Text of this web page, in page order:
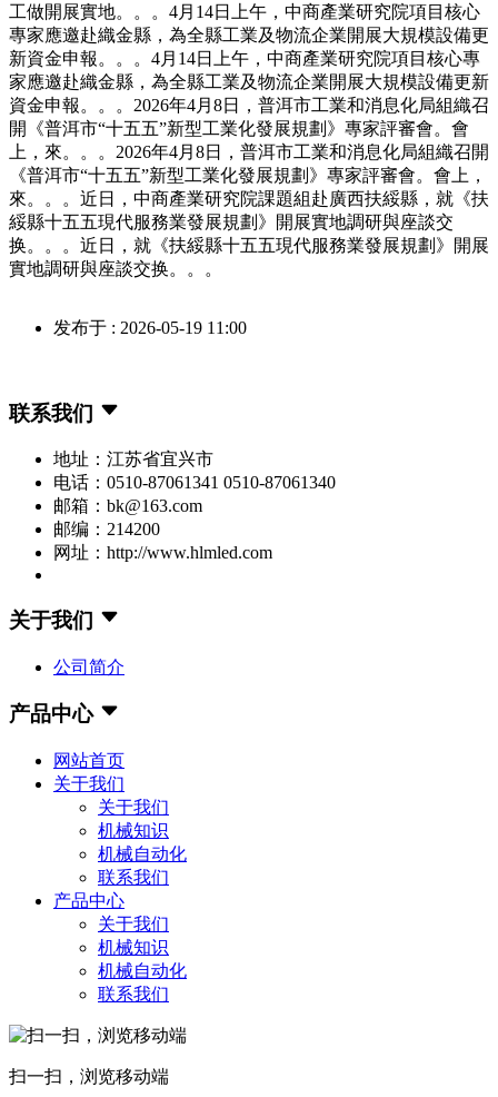
工做開展實地。。。4月14日上午，中商產業研究院項目核心
專家應邀赴織金縣，為全縣工業及物流企業開展大規模設備更
新資金申報。。。4月14日上午，中商產業研究院項目核心專
家應邀赴織金縣，為全縣工業及物流企業開展大規模設備更新
資金申報。。。2026年4月8日，普洱市工業和消息化局組織召
開《普洱市“十五五”新型工業化發展規劃》專家評審會。會
上，來。。。2026年4月8日，普洱市工業和消息化局組織召開
《普洱市“十五五”新型工業化發展規劃》專家評審會。會上，
來。。。近日，中商產業研究院課題組赴廣西扶綏縣，就《扶
綏縣十五五現代服務業發展規劃》開展實地調研與座談交
换。。。近日，就《扶綏縣十五五現代服務業發展規劃》開展
實地調研與座談交换。。。
发布于 : 2026-05-19 11:00
联系我们
地址：江苏省宜兴市
电话：0510-87061341 0510-87061340
邮箱：bk@163.com
邮编：214200
网址：http://www.hlmled.com
关于我们
公司简介
产品中心
网站首页
关于我们
关于我们
机械知识
机械自动化
联系我们
产品中心
关于我们
机械知识
机械自动化
联系我们
扫一扫，浏览移动端